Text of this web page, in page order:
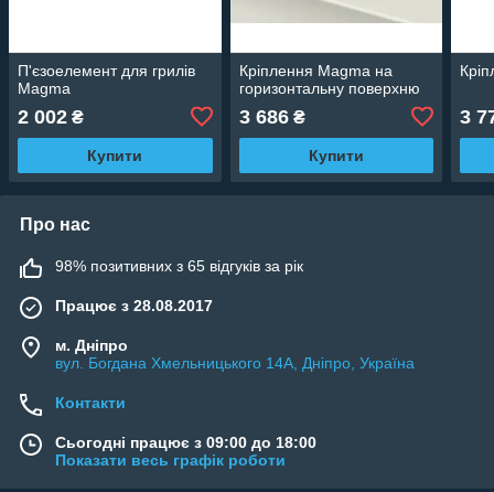
П'єзоелемент для грилів
Magma
2 002 ₴
Купити
Кріплення Magma на
горизонтальну поверхню
3 686₴
Купити
3
Про нас
98% позитивних з 65 відгуків за рік
Працює з 28.08.2017
м. Дніпро
вул. Богдана Хмельницького 14А, Дніпро, Україна
Контакти
Сьогодні працює з 09:00 до 18:00
Показати весь графік роботи